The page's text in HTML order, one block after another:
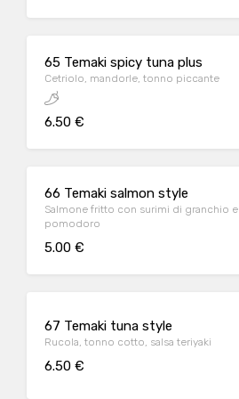
65 Temaki spicy tuna plus
Cetriolo, mandorle, tonno piccante
6.50 €
66 Temaki salmon style
Salmone fritto con surimi di granchio e
pomodoro
5.00 €
67 Temaki tuna style
Rucola, tonno cotto, salsa teriyaki
6.50 €